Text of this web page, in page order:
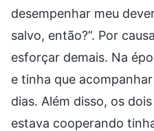
desempenhar meu
salvo, então?”. Por
esforçar demais. Na
e tinha que
dias. Além disso, os
estava cooperando